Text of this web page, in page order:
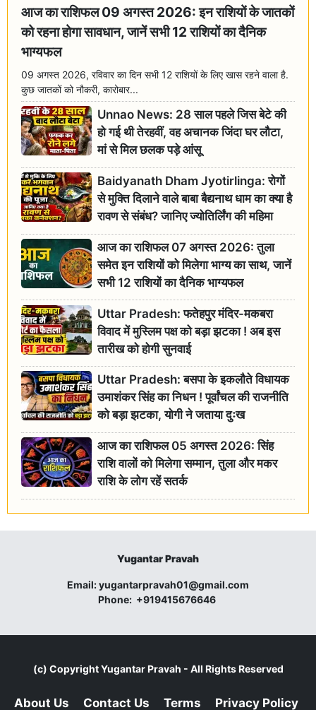
आज का राशिफल 09 अगस्त 2026: इन राशियों के जातकों
को रहना होगा सावधान, जानें सभी 12 राशियों का दैनिक
भाग्यफल
09 अगस्त 2026, रविवार का दिन सभी 12 राशियों के लिए खास रहने वाला है.
कुछ जातकों को नौकरी, कारोबार...
Unnao News: 28 साल पहले जिस बेटे की
हो गई थी तेरहवीं, वह अचानक जिंदा घर लौटा,
मां से मिल छलक पड़े आंसू
Baidyanath Dham Jyotirlinga: रोगों
से मुक्ति दिलाने वाले बाबा बैद्यनाथ धाम का क्या है
रावण से संबंध? जानिए ज्योतिर्लिंग की महिमा
आज का राशिफल 07 अगस्त 2026: तुला
समेत इन राशियों को मिलेगा भाग्य का साथ, जानें
सभी 12 राशियों का दैनिक भाग्यफल
Uttar Pradesh: फतेहपुर मंदिर-मकबरा
विवाद में मुस्लिम पक्ष को बड़ा झटका ! अब इस
तारीख को होगी सुनवाई
Uttar Pradesh: बसपा के इकलौते विधायक
उमाशंकर सिंह का निधन ! पूर्वांचल की राजनीति
को बड़ा झटका, योगी ने जताया दुःख
आज का राशिफल 05 अगस्त 2026: सिंह
राशि वालों को मिलेगा सम्मान, तुला और मकर
राशि के लोग रहें सतर्क
Yugantar Pravah
Email:yugantarpravah01@gmail.com
Phone: +919415676646
(c) CopyrightYugantar Pravah - All Rights Reserved
About Us Contact Us Terms Privacy Policy